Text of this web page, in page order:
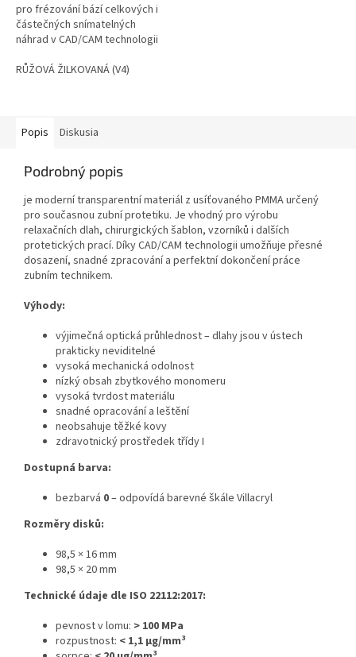
pro frézování bází celkových i
částečných snímatelných
náhrad v CAD/CAM technologii
RŮŽOVÁ ŽILKOVANÁ (V4)
Popis Diskusia
Podrobný popis
je moderní transparentní materiál z usíťovaného PMMA určený
pro současnou zubní protetiku. Je vhodný pro výrobu
relaxačních dlah, chirurgických šablon, vzorníků i dalších
protetických prací. Díky CAD/CAM technologii umožňuje přesné
dosazení, snadné zpracování a perfektní dokončení práce
zubním technikem.
Výhody:
výjimečná optická průhlednost – dlahy jsou v ústech
prakticky neviditelné
vysoká mechanická odolnost
nízký obsah zbytkového monomeru
vysoká tvrdost materiálu
snadné opracování a leštění
neobsahuje těžké kovy
zdravotnický prostředek třídy I
Dostupná barva:
bezbarvá 0– odpovídá barevné škále Villacryl
Rozměry disků:
98,5 × 16 mm
98,5 × 20 mm
Technické údaje dle ISO 22112:2017:
pevnost v lomu: > 100 MPa
rozpustnost: < 1,1 μg/mm³